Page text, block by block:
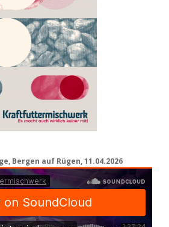
Bergen auf Rügen, 11.04.2026